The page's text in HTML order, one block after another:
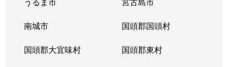
南城市 国頭郡国頭村
国頭郡大宜味村 国頭郡東村